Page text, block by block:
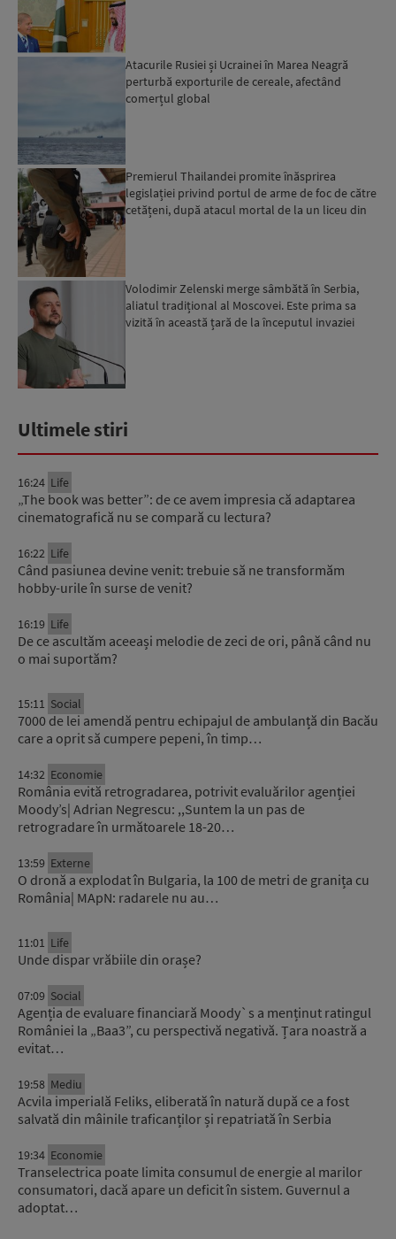
Atacurile Rusiei și Ucrainei în Marea Neagră
perturbă exporturile de cereale, afectând
comerțul global
Premierul Thailandei promite înăsprirea
legislației privind portul de arme de foc de către
cetățeni, după atacul mortal de la un liceu din
Volodimir Zelenski merge sâmbătă în Serbia,
aliatul tradițional al Moscovei. Este prima sa
vizită în această țară de la începutul invaziei
Ultimele stiri
16:24 Life
„The book was better”: de ce avem impresia că adaptarea
cinematografică nu se compară cu lectura?
16:22 Life
Când pasiunea devine venit: trebuie să ne transformăm
hobby-urile în surse de venit?
16:19 Life
De ce ascultăm aceeași melodie de zeci de ori, până când nu
o mai suportăm?
15:11 Social
7000 de lei amendă pentru echipajul de ambulanță din Bacău
care a oprit să cumpere pepeni, în timp…
14:32 Economie
România evită retrogradarea, potrivit evaluărilor agenției
Moody’s| Adrian Negrescu: ,,Suntem la un pas de
retrogradare în următoarele 18-20…
13:59 Externe
O dronă a explodat în Bulgaria, la 100 de metri de granița cu
România| MApN: radarele nu au…
11:01 Life
Unde dispar vrăbiile din orașe?
07:09 Social
Agenția de evaluare financiară Moody`s a menținut ratingul
României la „Baa3”, cu perspectivă negativă. Țara noastră a
evitat…
19:58 Mediu
Acvila imperială Feliks, eliberată în natură după ce a fost
salvată din mâinile traficanților și repatriată în Serbia
19:34 Economie
Transelectrica poate limita consumul de energie al marilor
consumatori, dacă apare un deficit în sistem. Guvernul a
adoptat…